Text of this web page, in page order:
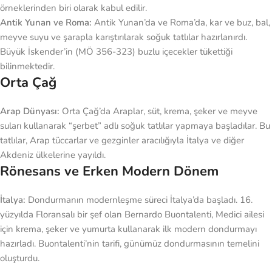
örneklerinden biri olarak kabul edilir.
Antik Yunan ve Roma: Antik Yunan’da ve Roma’da, kar ve buz, bal,
meyve suyu ve şarapla karıştırılarak soğuk tatlılar hazırlanırdı.
Büyük İskender’in (MÖ 356-323) buzlu içecekler tükettiği
bilinmektedir.
Orta Çağ
Arap Dünyası: Orta Çağ’da Araplar, süt, krema, şeker ve meyve
suları kullanarak “şerbet” adlı soğuk tatlılar yapmaya başladılar. Bu
tatlılar, Arap tüccarlar ve gezginler aracılığıyla İtalya ve diğer
Akdeniz ülkelerine yayıldı.
Rönesans ve Erken Modern Dönem
İtalya: Dondurmanın modernleşme süreci İtalya’da başladı. 16.
yüzyılda Floransalı bir şef olan Bernardo Buontalenti, Medici ailesi
için krema, şeker ve yumurta kullanarak ilk modern dondurmayı
hazırladı. Buontalenti’nin tarifi, günümüz dondurmasının temelini
oluşturdu.